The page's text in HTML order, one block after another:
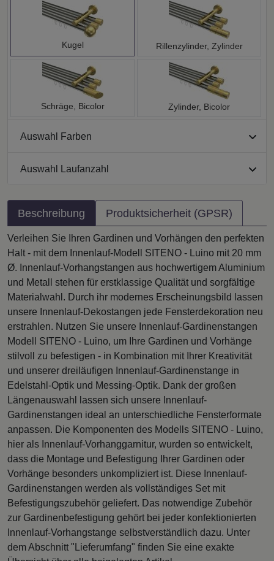
Kugel Rillenzylinder, Zylinder
Schräge, Bicolor Zylinder, Bicolor
Auswahl Farben
Auswahl Laufanzahl
Beschreibung Produktsicherheit (GPSR)
Verleihen Sie Ihren Gardinen und Vorhängen den perfekten
Halt - mit dem Innenlauf-Modell SITENO - Luino mit 20 mm
Ø. Innenlauf-Vorhangstangen aus hochwertigem Aluminium
und Metall stehen für erstklassige Qualität und sorgfältige
Materialwahl. Durch ihr modernes Erscheinungsbild lassen
unsere Innenlauf-Dekostangen jede Fensterdekoration neu
erstrahlen. Nutzen Sie unsere Innenlauf-Gardinenstangen
Modell SITENO - Luino, um Ihre Gardinen und Vorhänge
stilvoll zu befestigen - in Kombination mit Ihrer Kreativität
und unserer dreiläufigen Innenlauf-Gardinenstange in
Edelstahl-Optik und Messing-Optik. Dank der großen
Längenauswahl lassen sich unsere Innenlauf-
Gardinenstangen ideal an unterschiedliche Fensterformate
anpassen. Die Komponenten des Modells SITENO - Luino,
hier als Innenlauf-Vorhanggarnitur, wurden so entwickelt,
dass die Montage und Befestigung Ihrer Gardinen oder
Vorhänge besonders unkompliziert ist. Diese Innenlauf-
Gardinenstangen werden als vollständiges Set mit
Befestigungszubehör geliefert. Das notwendige Zubehör
zur Gardinenbefestigung gehört bei jeder konfektionierten
Innenlauf-Vorhangstange selbstverständlich dazu. Unter
dem Abschnitt "Lieferumfang" finden Sie eine exakte